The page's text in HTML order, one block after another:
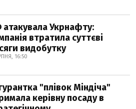
Укрнафту:
втратила суттєві
видобутку
16:50
"плівок Міндіча"
керівну посаду в